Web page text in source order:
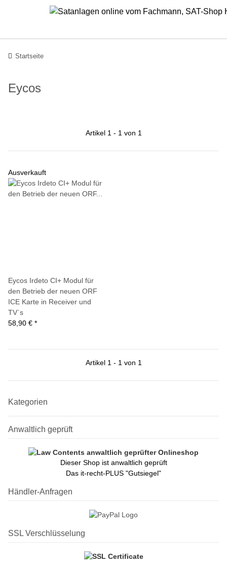
Startseite
Eycos
Artikel 1 - 1 von 1
Ausverkauft
Eycos Irdeto CI+ Modul für
den Betrieb der neuen ORF
ICE Karte in Receiver und
TV`s
58,90 € *
Artikel 1 - 1 von 1
Kategorien
Anwaltlich geprüft
Dieser Shop ist anwaltlich geprüft
Das it-recht-PLUS "Gutsiegel"
Händler-Anfragen
SSL Verschlüsselung